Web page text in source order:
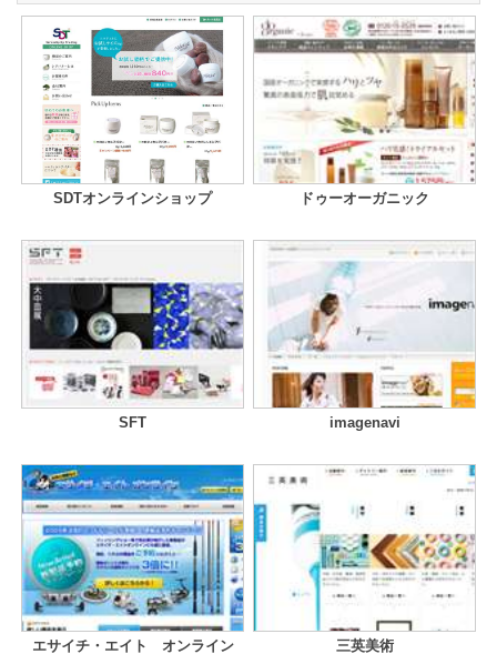
SDTオンラインショップ ドゥーオーガニック
SFT imagenavi
エサイチ・エイト オンライン 三英美術